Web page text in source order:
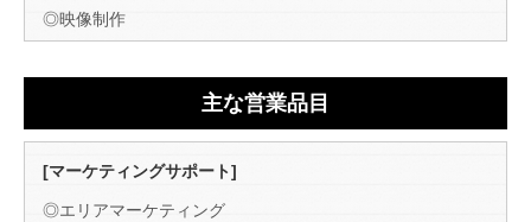
◎映像制作
主な営業品目
[マーケティングサポート]
◎エリアマーケティング